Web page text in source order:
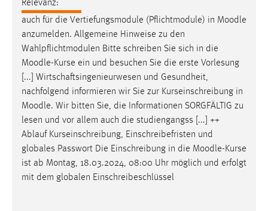
Relevanz:
auch für die Vertiefungsmodule (Pflichtmodule) in Moodle
anzumelden. Allgemeine Hinweise zu den
Wahlpflichtmodulen Bitte schreiben Sie sich in die
Moodle-Kurse ein und besuchen Sie die erste Vorlesung
[...] Wirtschaftsingenieurwesen und Gesundheit,
nachfolgend informieren wir Sie zur Kurseinschreibung in
Moodle. Wir bitten Sie, die Informationen SORGFÄLTIG zu
lesen und vor allem auch die studiengangss [...] ++
Ablauf Kurseinschreibung, Einschreibefristen und
globales Passwort Die Einschreibung in die Moodle-Kurse
ist ab Montag, 18.03.2024, 08:00 Uhr möglich und erfolgt
mit dem globalen Einschreibeschlüssel
Anbieter:
Facebook
Zweck:
Conversion-Tracking
Cookie Laufzeit:
3 Monate
EXTERNE MEDIEN
Um Inhalte von Videoplattformen und Social Media
Plattformen anzeigen zu können, werden von diesen